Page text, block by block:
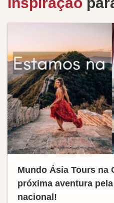
Mundo Ásia Tours na
próxima aventura
nacional!